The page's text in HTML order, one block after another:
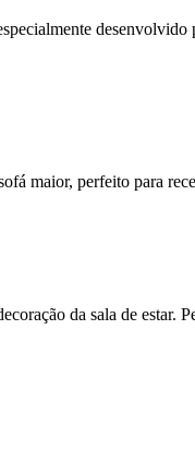
maior, perfeito para
da sala de estar.